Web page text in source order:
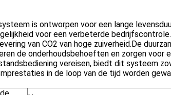
is ontworpen voor een lange
voor een verbeterde
van CO2 van hoge zuiverheid.De
de onderhoudsbehoeften en zorgen
vereisen, biedt dit systeem
in de loop van de tijd worden